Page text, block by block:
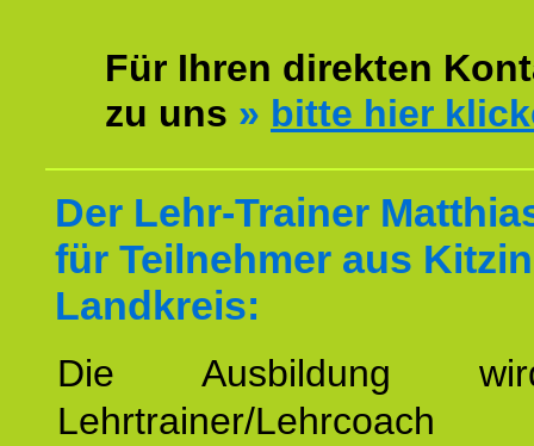
Für Ihren direkten
zu uns » bitte hier
Der Lehr-Trainer
für Teilnehmer aus
Landkreis:
Die Ausbildung
Lehrtrainer/Lehrcoach